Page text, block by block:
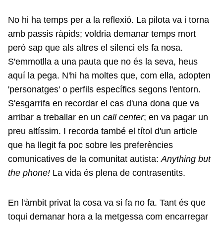
No hi ha temps per a la reflexió. La pilota va i torna
amb passis ràpids; voldria demanar temps mort
però sap que als altres el silenci els fa nosa.
S'emmotlla a una pauta que no és la seva, heus
aquí la pega. N'hi ha moltes que, com ella, adopten
'personatges' o perfils específics segons l'entorn.
S'esgarrifa en recordar el cas d'una dona que va
arribar a treballar en un call center; en va pagar un
preu altíssim. I recorda també el títol d'un article
que ha llegit fa poc sobre les preferències
comunicatives de la comunitat autista:Anything but
the phone! La vida és plena de contrasentits.
En l'àmbit privat la cosa va si fa no fa. Tant és que
toqui demanar hora a la metgessa com encarregar